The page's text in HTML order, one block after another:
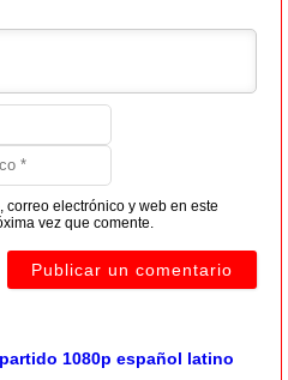
correo electrónico y web en este
vez que comente.
1080p español latino